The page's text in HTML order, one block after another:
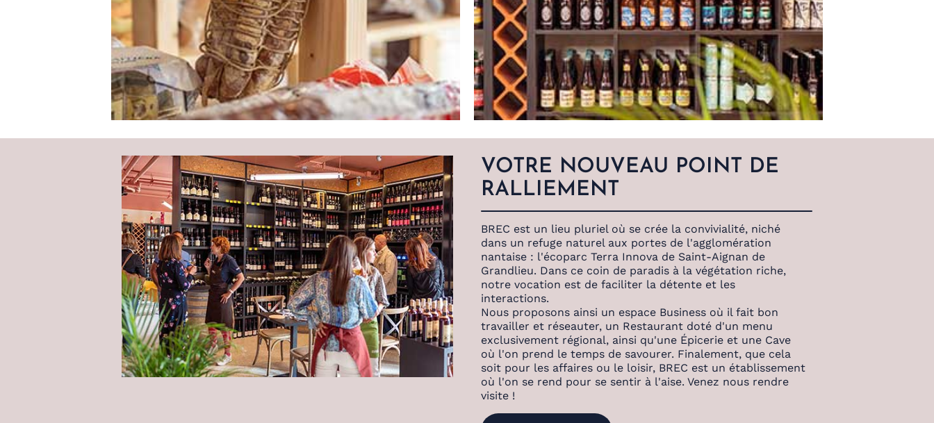
VOTRE NOUVEAU POINT DE
RALLIEMENT
BREC est un lieu pluriel où se crée la convivialité, niché
dans un refuge naturel aux portes de l'agglomération
nantaise : l'écoparc Terra Innova de Saint-Aignan de
Grandlieu. Dans ce coin de paradis à la végétation riche,
notre vocation est de faciliter la détente et les
interactions.
Nous proposons ainsi un espace Business où il fait bon
travailler et réseauter, un Restaurant doté d'un menu
exclusivement régional, ainsi qu'une Épicerie et une Cave
où l'on prend le temps de savourer. Finalement, que cela
soit pour les affaires ou le loisir, BREC est un établissement
où l'on se rend pour se sentir à l'aise. Venez nous rendre
visite !